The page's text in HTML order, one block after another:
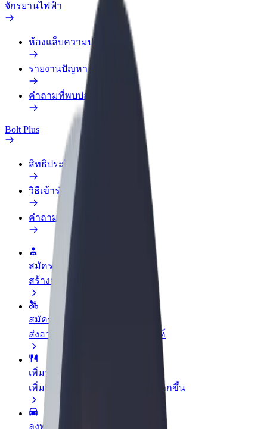
จักรยานไฟฟ้า
ห้องแล็บความปลอดภัย
รายงานปัญหา
คำถามที่พบบ่อย
Bolt Plus
สิทธิประโยชน์
วิธีเข้าร่วม
คำถามที่พบบ่อย
สมัครเป็นคนขับ
สร้างรายได้ในแบบของคุณ
สมัครเป็นคนส่งพัสดุ
ส่งอาหารและรับรายได้ทุกสัปดาห์
เพิ่มร้านอาหารหรือร้านค้า
เพิ่มรายได้ด้วยการเข้าถึงลูกค้ามากขึ้น
ลงทะเบียนเป็นเจ้าของฟลีท